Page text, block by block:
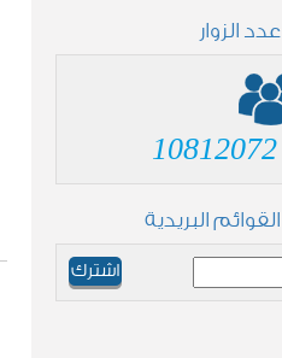
عدد الزوار
10812072
القوائم البريدية